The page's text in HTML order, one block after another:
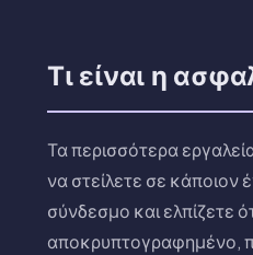
Τι είναι η
Τα περισσότερα
να στείλετε σε κάποιον
σύνδεσμο και ελπίζετε
αποκρυπτογραφημένο,